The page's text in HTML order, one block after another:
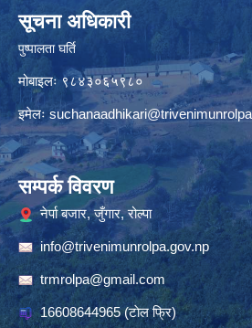
सूचना अधिकारी
पुष्पालता घर्ति
मोबाइलः ९८४३०६५९८०
इमेलः
सम्पर्क विवरण
नेर्पा बजार, जुँगार, रोल्पा
info@trivenimunrolpa.gov.np
trmrolpa@gmail.com
16608644965(टाेल फ्रि)